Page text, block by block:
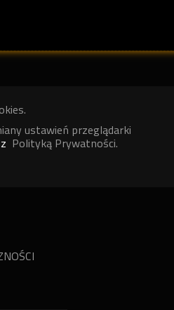
ustawień przeglądarki
Polityką Prywatności.